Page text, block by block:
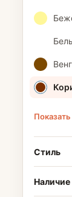
Стиль
Наличие